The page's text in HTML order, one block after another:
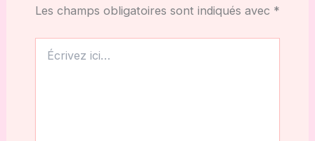
Les champs obligatoires sont indiqués avec *
ici…